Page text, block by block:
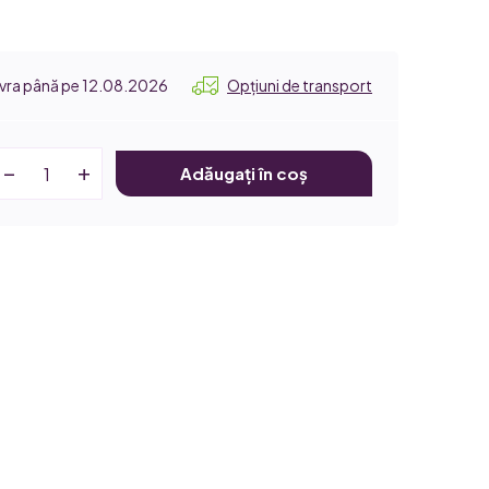
12.08.2026 Opțiuni de transport
Adăugați în coș